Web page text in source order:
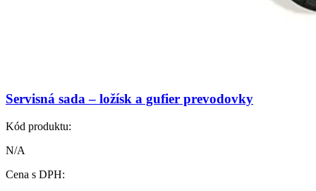
Servisná sada – ložísk a gufier prevodovky
Kód produktu:
N/A
Cena s DPH: